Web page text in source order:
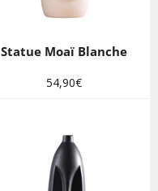
Statue Moaï Blanche
Prix
54,90€